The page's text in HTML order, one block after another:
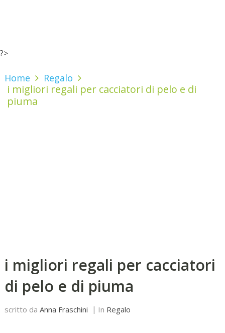
?>
Home Regalo
i migliori regali per cacciatori di pelo e di
piuma
i migliori regali per cacciatori
di pelo e di piuma
scritto da Anna Fraschini In Regalo